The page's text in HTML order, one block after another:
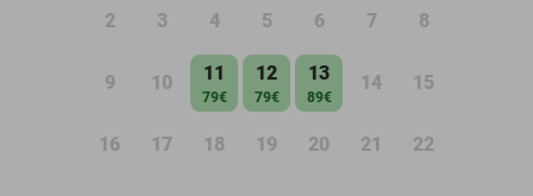
2 3 4 5 6 7 8
9 10 11
79€
12
79€
13
89€
14 15
16 17 18 19 20 21 22